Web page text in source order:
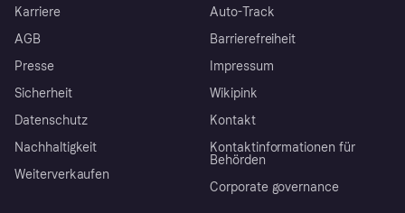
Karriere
AGB
Presse
Sicherheit
Datenschutz
Nachhaltigkeit
Weiterverkaufen
Auto-Track
Barrierefreiheit
Impressum
Wikipink
Kontakt
Kontaktinformationen für
Behörden
Corporate governance